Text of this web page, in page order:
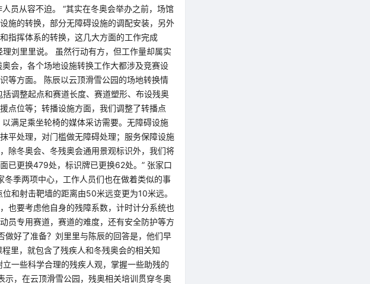
员从容不迫。 “其实在冬奥会举办之前，场馆
施的转换，部分无障碍设施的调配安装，另外
指挥体系的转换，‍‍这几大方面的工作完成
刘里里说。 虽然行动有方，但工作量却属实
会，各个场地设施转换工作大都涉及竞赛设
等方面。 陈辰以云顶滑雪公园的场地转换情
调整起点和赛道长度、赛道塑形、布设残奥
点位等；转播设施方面，我们调整了转播点
满足乘坐轮椅的媒体采访需要。无障碍设施
平处理，对门槛做无障碍处理；服务保障设施
除冬奥会、冬残奥会通用景观标识外，我们将
已更换479处，标识牌已更换62处。” 张家口
季两项中心，工作人员们也在做着类似的事
和射击靶墙的距离由50米远变更为10米远。
也要考虑他‍‍自身的残障系数，计时计分系统也
员专用赛道，赛道的‍‍难度，还有安全防护等方
做好了准备？刘里里与陈辰的回答是，他们早
里，就包含了‍‍残疾人和冬残奥会的相关知
一些科学合理的残疾人观，掌握一些助残的
示，在云顶滑雪公园，残奥相关培训贯穿冬奥